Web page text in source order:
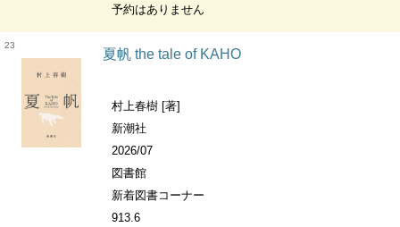
予約はありません
23
夏帆 the tale of KAHO
村上春樹 [著]
新潮社
2026/07
図書館
新着図書コーナー
913.6